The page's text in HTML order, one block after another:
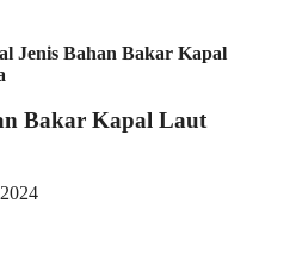
Jenis Bahan Bakar Kapal
Bakar Kapal Laut